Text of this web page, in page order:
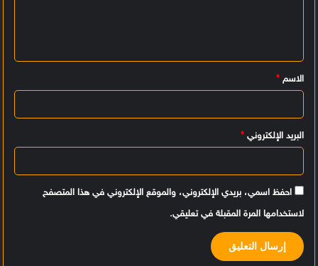
ي
ق
الاسم *
البريد الإلكتروني *
احفظ اسمي، بريدي الإلكتروني، والموقع الإلكتروني في هذا المتصفح
لاستخدامها المرة المقبلة في تعليقي.